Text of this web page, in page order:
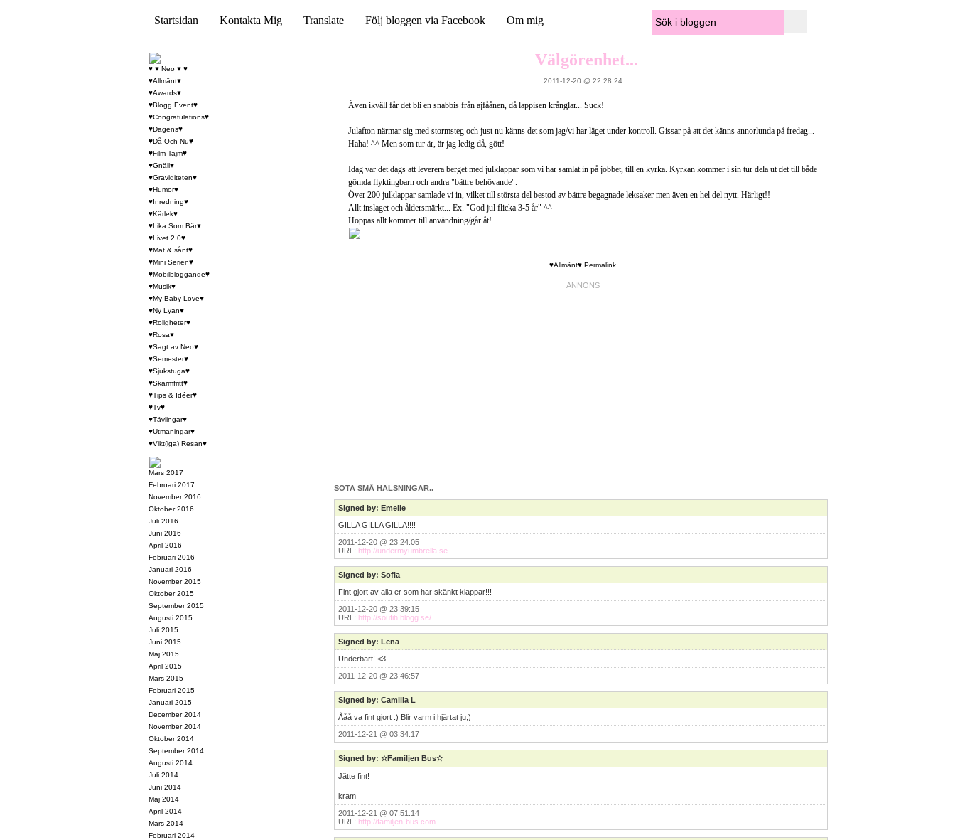
Startsidan Kontakta Mig Translate Följ bloggen via Facebook Om mig
Välgörenhet...
2011-12-20 @ 22:28:24
Även ikväll får det bli en snabbis från ajfåånen, då lappisen krånglar... Suck!
Julafton närmar sig med stormsteg och just nu känns det som jag/vi har läget under kontroll. Gissar på att det känns annorlunda på fredag...
Haha! ^^ Men som tur är, är jag ledig då, gött!
Idag var det dags att leverera berget med julklappar som vi har samlat in på jobbet, till en kyrka. Kyrkan kommer i sin tur dela ut det till både
gömda flyktingbarn och andra "bättre behövande".
Över 200 julklappar samlade vi in, vilket till största del bestod av bättre begagnade leksaker men även en hel del nytt. Härligt!!
Allt inslaget och åldersmärkt... Ex. "God jul flicka 3-5 år" ^^
Hoppas allt kommer till användning/går åt!
♥Allmänt♥ Permalink
SÖTA SMÅ HÄLSNINGAR..
Signed by: Emelie
GILLA GILLA GILLA!!!!
2011-12-20 @ 23:24:05
URL: http://undermyumbrella.se
Signed by: Sofia
Fint gjort av alla er som har skänkt klappar!!!
2011-12-20 @ 23:39:15
URL: http://soufih.blogg.se/
Signed by: Lena
Underbart! <3
2011-12-20 @ 23:46:57
Signed by: Camilla L
Ååå va fint gjort :) Blir varm i hjärtat ju;)
2011-12-21 @ 03:34:17
Signed by: ✫Familjen Bus✫
Jätte fint!
kram
2011-12-21 @ 07:51:14
URL: http://familjen-bus.com
♥ ♥ Neo ♥ ♥
♥Allmänt♥
♥Awards♥
♥Blogg Event♥
♥Congratulations♥
♥Dagens♥
♥Då Och Nu♥
♥Film Tajm♥
♥Gnäll♥
♥Graviditeten♥
♥Humor♥
♥Inredning♥
♥Kärlek♥
♥Lika Som Bär♥
♥Livet 2.0♥
♥Mat & sånt♥
♥Mini Serien♥
♥Mobilbloggande♥
♥Musik♥
♥My Baby Love♥
♥Ny Lyan♥
♥Roligheter♥
♥Rosa♥
♥Sagt av Neo♥
♥Semester♥
♥Sjukstuga♥
♥Skärmfritt♥
♥Tips & Idéer♥
♥Tv♥
♥Tävlingar♥
♥Utmaningar♥
♥Vikt(iga) Resan♥
Mars 2017
Februari 2017
November 2016
Oktober 2016
Juli 2016
Juni 2016
April 2016
Februari 2016
Januari 2016
November 2015
Oktober 2015
September 2015
Augusti 2015
Juli 2015
Juni 2015
Maj 2015
April 2015
Mars 2015
Februari 2015
Januari 2015
December 2014
November 2014
Oktober 2014
September 2014
Augusti 2014
Juli 2014
Juni 2014
Maj 2014
April 2014
Mars 2014
Februari 2014